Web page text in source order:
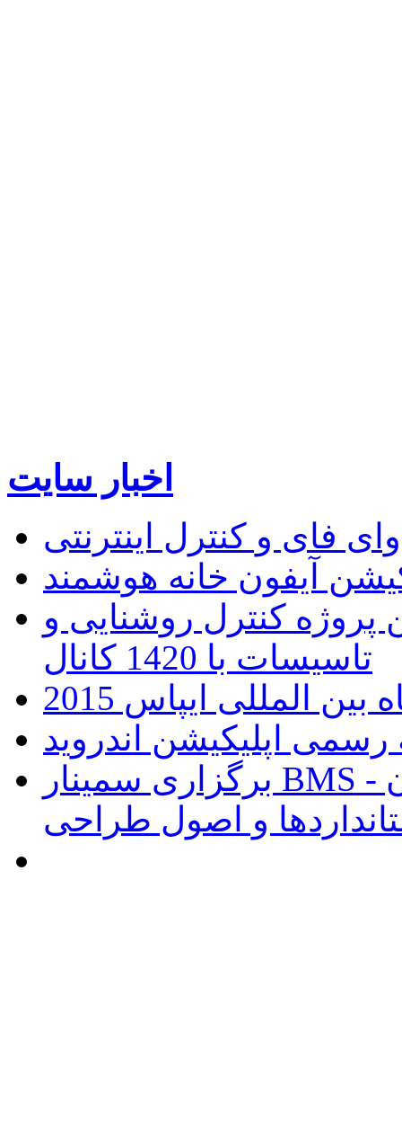
اخبار سایت
فای و کنترل اینترنتی
پروژه کنترل روشنایی و
تاسیسات با 1420 کانال
المللی ایپاس 2015
برگزاری سمینار BMS و هوشمند سازی ساختمان -
و اصول طراحی